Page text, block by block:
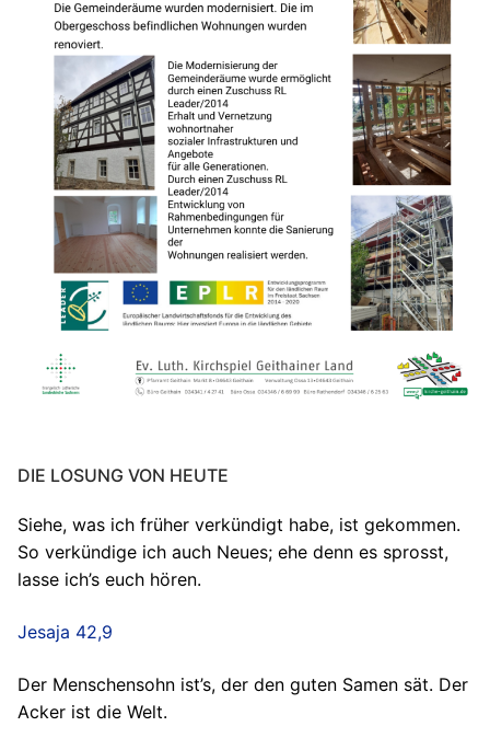
DIE LOSUNG VON HEUTE
Siehe, was ich früher verkündigt habe, ist gekommen.
So verkündige ich auch Neues; ehe denn es sprosst,
lasse ich’s euch hören.
Jesaja 42,9
Der Menschensohn ist’s, der den guten Samen sät. Der
Acker ist die Welt.